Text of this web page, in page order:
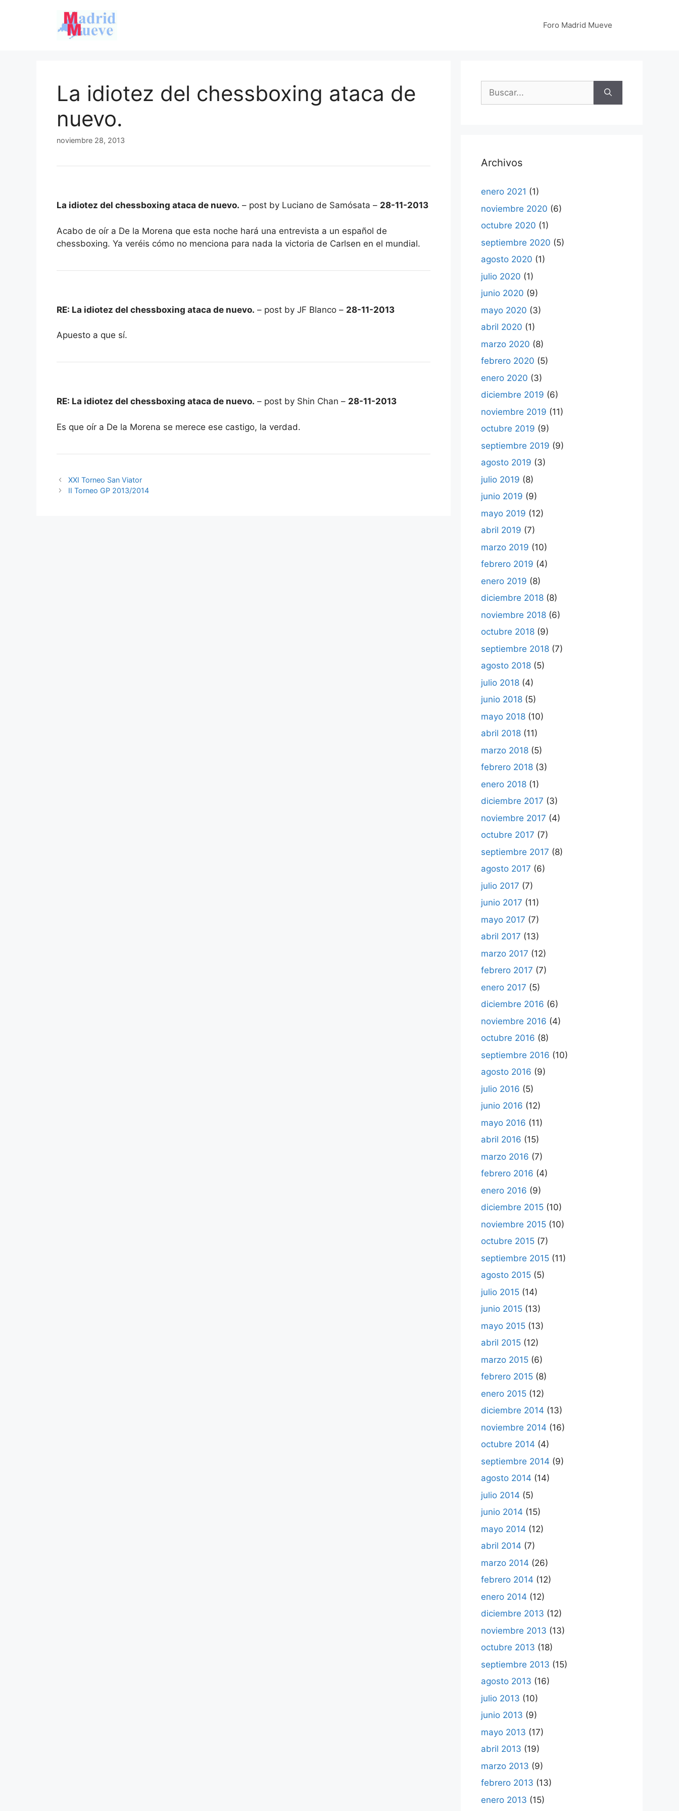
Foro Madrid Mueve
La idiotez del chessboxing ataca de
nuevo.
noviembre 28, 2013
La idiotez del chessboxing ataca de nuevo. – post by Luciano de Samósata – 28-11-2013
Acabo de oír a De la Morena que esta noche hará una entrevista a un español de
chessboxing. Ya veréis cómo no menciona para nada la victoria de Carlsen en el mundial.
RE: La idiotez del chessboxing ataca de nuevo. – post by JF Blanco – 28-11-2013
Apuesto a que sí.
RE: La idiotez del chessboxing ataca de nuevo. – post by Shin Chan – 28-11-2013
Es que oír a De la Morena se merece ese castigo, la verdad.
XXI Torneo San Viator
II Torneo GP 2013/2014
Buscar:
Archivos
enero 2021 (1)
noviembre 2020 (6)
octubre 2020 (1)
septiembre 2020 (5)
agosto 2020 (1)
julio 2020 (1)
junio 2020 (9)
mayo 2020 (3)
abril 2020 (1)
marzo 2020 (8)
febrero 2020 (5)
enero 2020 (3)
diciembre 2019 (6)
noviembre 2019 (11)
octubre 2019 (9)
septiembre 2019 (9)
agosto 2019 (3)
julio 2019 (8)
junio 2019 (9)
mayo 2019 (12)
abril 2019 (7)
marzo 2019 (10)
febrero 2019 (4)
enero 2019 (8)
diciembre 2018 (8)
noviembre 2018 (6)
octubre 2018 (9)
septiembre 2018 (7)
agosto 2018 (5)
julio 2018 (4)
junio 2018 (5)
mayo 2018 (10)
abril 2018 (11)
marzo 2018 (5)
febrero 2018 (3)
enero 2018 (1)
diciembre 2017 (3)
noviembre 2017 (4)
octubre 2017 (7)
septiembre 2017 (8)
agosto 2017 (6)
julio 2017 (7)
junio 2017 (11)
mayo 2017 (7)
abril 2017 (13)
marzo 2017 (12)
febrero 2017 (7)
enero 2017 (5)
diciembre 2016 (6)
noviembre 2016 (4)
octubre 2016 (8)
septiembre 2016 (10)
agosto 2016 (9)
julio 2016 (5)
junio 2016 (12)
mayo 2016 (11)
abril 2016 (15)
marzo 2016 (7)
febrero 2016 (4)
enero 2016 (9)
diciembre 2015 (10)
noviembre 2015 (10)
octubre 2015 (7)
septiembre 2015 (11)
agosto 2015 (5)
julio 2015 (14)
junio 2015 (13)
mayo 2015 (13)
abril 2015 (12)
marzo 2015 (6)
febrero 2015 (8)
enero 2015 (12)
diciembre 2014 (13)
noviembre 2014 (16)
octubre 2014 (4)
septiembre 2014 (9)
agosto 2014 (14)
julio 2014 (5)
junio 2014 (15)
mayo 2014 (12)
abril 2014 (7)
marzo 2014 (26)
febrero 2014 (12)
enero 2014 (12)
diciembre 2013 (12)
noviembre 2013 (13)
octubre 2013 (18)
septiembre 2013 (15)
agosto 2013 (16)
julio 2013 (10)
junio 2013 (9)
mayo 2013 (17)
abril 2013 (19)
marzo 2013 (9)
febrero 2013 (13)
enero 2013 (15)